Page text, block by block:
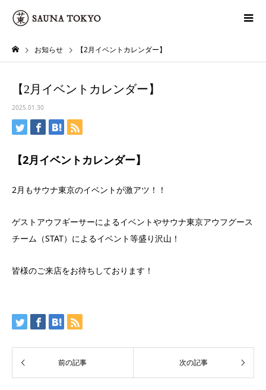
お知らせ 【2月イベントカレンダー】
【2月イベントカレンダー】
2025.01.30
【2月イベントカレンダー】
2月もサウナ東京のイベントが激アツ！！
ゲストアウフギーサーによるイベントやサウナ東京アウフグース
チーム（STAT）によるイベント等盛り沢山！
皆様のご来店をお待ちしております！